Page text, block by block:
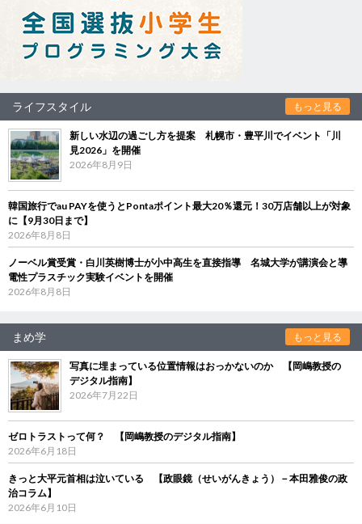
ライフスタイル もっと見る
新しい水辺の過ごし方を提案 札幌市・豊平川でイベント「川
見2026」を開催
2026年8月9日
韓国旅行でau PAYを使うとPontaポイント最大20％還元！30万店舗以上が対象
に【9月30日まで】
2026年8月8日
ノーベル賞受賞・白川英樹博士が小中高生を直接指導 名城大学が講演会と導
電性プラスチック実験イベントを開催
2026年8月8日
まめ学 もっと見る
写真に埋まっている位置情報はおっかないのか 【岡嶋教授の
デジタル指南】
2026年7月22日
ゼロトラストって何？ 【岡嶋教授のデジタル指南】
2026年6月18日
きっと大平元首相は泣いている 【政眼鏡（せいがんきょう）－本田雅俊の政
治コラム】
2026年6月10日